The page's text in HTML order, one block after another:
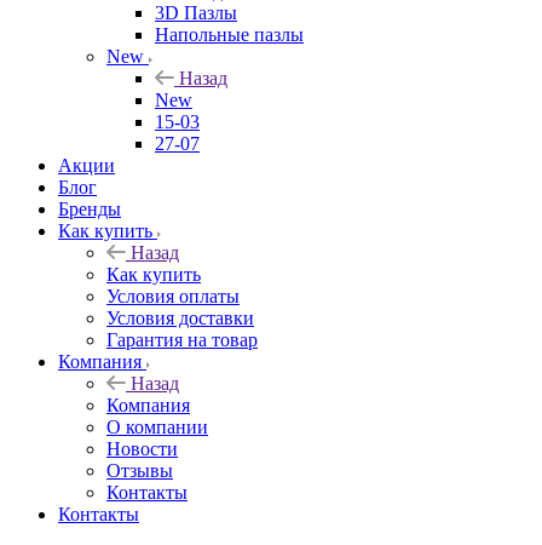
3D Пазлы
Напольные пазлы
New
Назад
New
15-03
27-07
Акции
Блог
Бренды
Как купить
Назад
Как купить
Условия оплаты
Условия доставки
Гарантия на товар
Компания
Назад
Компания
О компании
Новости
Отзывы
Контакты
Контакты